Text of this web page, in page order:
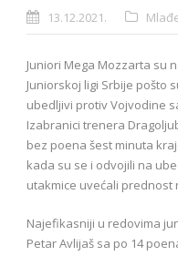
13.12.2021.
Juniori Mega Mozzarta su
Juniorskoj ligi Srbije pošto
ubedljivi protiv Vojvodine sa
Izabranici trenera
bez poena šest minuta
kada su se i odvojili na
utakmice uvećali prednost
Najefikasniji u redovima
Petar Avlijaš sa po 14